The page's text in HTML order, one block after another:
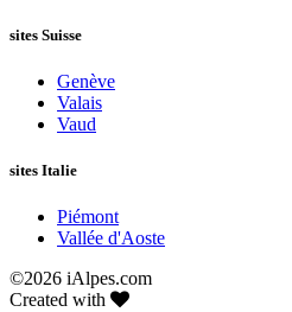
sites Suisse
Genève
Valais
Vaud
sites Italie
Piémont
Vallée d'Aoste
©2026 iAlpes.com
Created with